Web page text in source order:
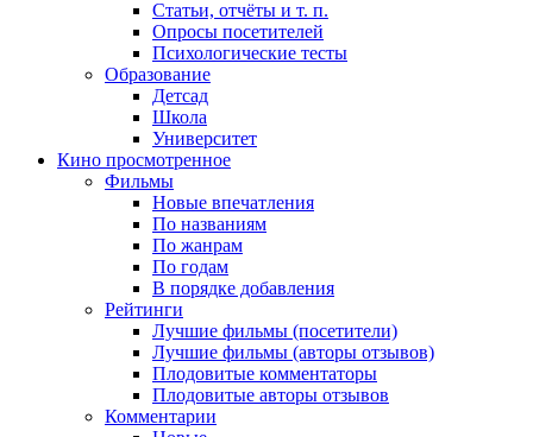
Статьи, отчёты и т. п.
Опросы посетителей
Психологические тесты
Образование
Детсад
Школа
Университет
Кино просмотренное
Фильмы
Новые впечатления
По названиям
По жанрам
По годам
В порядке добавления
Рейтинги
Лучшие фильмы (посетители)
Лучшие фильмы (авторы отзывов)
Плодовитые комментаторы
Плодовитые авторы отзывов
Комментарии